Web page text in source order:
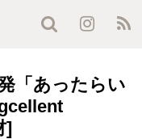
「あったらい